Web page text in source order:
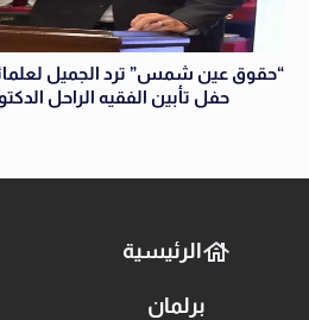
“حقوق عين شمس” ترد الجميل
حفل تأبين الفقيه الراحل
الرئيسية
برلمان